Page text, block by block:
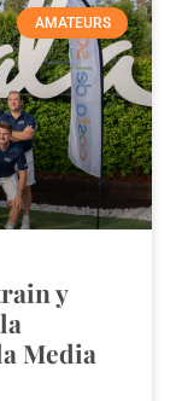
AMATEURS
y
Media